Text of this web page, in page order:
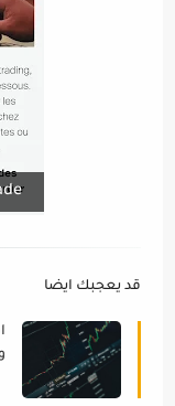
قد يعجبك ايضا